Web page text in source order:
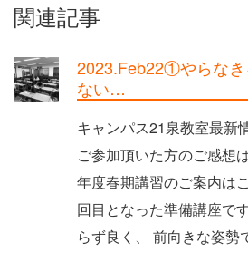
関連記事
2023.Feb22①やらな
ない…
キャンパス21泉教室最新
ご参加頂いた方のご感想
年度春期講習のご案内は
回目となった準備講座で
らず良く、 前向きな姿